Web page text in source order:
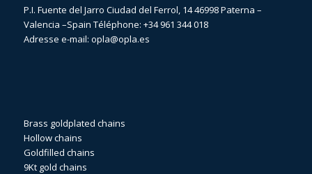
P.I. Fuente del Jarro Ciudad del Ferrol, 14 46998 Paterna –
Valencia –Spain Téléphone: +34 961 344 018
Adresse e-mail: opla@opla.es
Brass goldplated chains
Hollow chains
Goldfilled chains
9Kt gold chains